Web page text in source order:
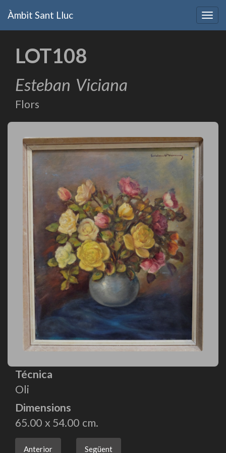
Àmbit Sant Lluc
LOT108
Esteban Viciana
Flors
Técnica
Oli
Dimensions
65.00
54.00
Anterior Següent